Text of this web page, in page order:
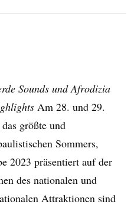
Sounds und Afrodizia
Am 28. und 29.
größte und
Sommers,
2023 präsentiert auf der
des nationalen und
Attraktionen sind